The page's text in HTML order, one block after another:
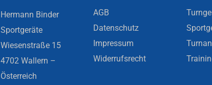
Hermann Binder
Sportgeräte
Wiesenstraße 15
4702 Wallern –
Österreich
AGB
Datenschutz
Impressum
Widerrufsrecht